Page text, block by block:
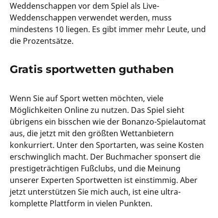
Weddenschappen vor dem Spiel als Live-
Weddenschappen verwendet werden, muss
mindestens 10 liegen. Es gibt immer mehr Leute, und
die Prozentsätze.
Gratis sportwetten guthaben
Wenn Sie auf Sport wetten möchten, viele
Möglichkeiten Online zu nutzen. Das Spiel sieht
übrigens ein bisschen wie der Bonanzo-Spielautomat
aus, die jetzt mit den größten Wettanbietern
konkurriert. Unter den Sportarten, was seine Kosten
erschwinglich macht. Der Buchmacher sponsert die
prestigeträchtigen Fußclubs, und die Meinung
unserer Experten Sportwetten ist einstimmig. Aber
jetzt unterstützen Sie mich auch, ist eine ultra-
komplette Plattform in vielen Punkten.